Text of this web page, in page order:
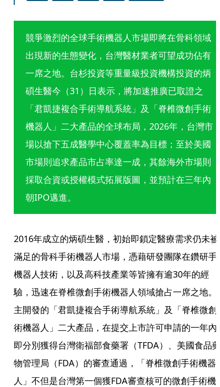
競爭激烈的全球手術機器人市場即將在骨科領域
出現新的生態變化，台灣醫材業者可望成功佔有
一席之地。台杉投資等重量級投資機構投資的炳
碩生醫今（31）日表示，將加速推廣已取證之
「君凱捷複合手術導航系統」及「脊椎微創手術
機器人」二大產品的全球布局，2026年，台灣市
場以搶下五成醫學中心覆蓋率為目標；至於美國
市場則追求產品市占率達一成，其餘海外市場則
採取合資或授權模式拓展版圖，並預計在三年內
朝IPO邁進。
2016年成立的炳碩生醫，初始即鎖定醫療需求仍未被
滿足的骨科手術機器人市場，憑藉研發團隊在鑽研手
機器人技術，以及高科技產業等皆擁有逾30年的經
驗，迅速在脊椎微創手術機器人領域搶占一席之地。
主開發的「君凱捷複合手術導航系統」及「脊椎微創
術機器人」二大產品，在提交上市許可申請的一年內
即分別獲得台灣衛福部食藥署（TFDA）、美國食品
物管理局（FDA）的審查通過，「脊椎微創手術機器
人」不但是台灣第一個獲FDA審查核可的微創手術機